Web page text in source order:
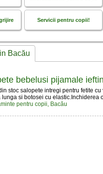
Servicii pentru copii!
Bacău
bebelusi pijamale
stoc salopete intregi pentru fetite
lunga si botosei cu elastic.Inchiderea
pentru copii, Bacău